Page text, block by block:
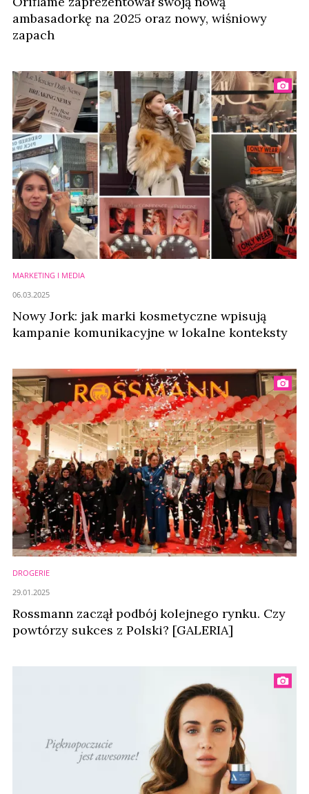
ambasadorkę na 2025 oraz nowy, wiśniowy
zapach
MARKETING I MEDIA
Nowy Jork: jak marki kosmetyczne wpisują
kampanie komunikacyjne w lokalne konteksty
06.03.2025
DROGERIE
Rossmann zaczął podbój kolejnego rynku. Czy
powtórzy sukces z Polski? [GALERIA]
29.01.2025